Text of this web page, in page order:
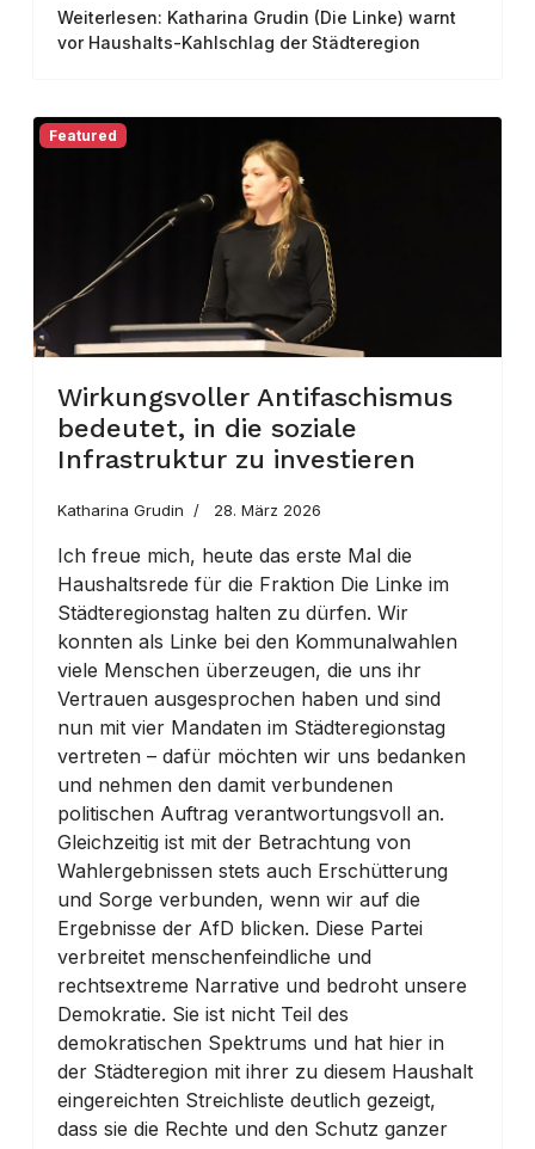
Weiterlesen: Katharina Grudin (Die Linke) warnt
vor Haushalts-Kahlschlag der Städteregion
Featured
Wirkungsvoller Antifaschismus
bedeutet, in die soziale
Infrastruktur zu investieren
Katharina Grudin 28. März 2026
Ich freue mich, heute das erste Mal die
Haushaltsrede für die Fraktion Die Linke im
Städteregionstag halten zu dürfen. Wir
konnten als Linke bei den Kommunalwahlen
viele Menschen überzeugen, die uns ihr
Vertrauen ausgesprochen haben und sind
nun mit vier Mandaten im Städteregionstag
vertreten – dafür möchten wir uns bedanken
und nehmen den damit verbundenen
politischen Auftrag verantwortungsvoll an.
Gleichzeitig ist mit der Betrachtung von
Wahlergebnissen stets auch Erschütterung
und Sorge verbunden, wenn wir auf die
Ergebnisse der AfD blicken. Diese Partei
verbreitet menschenfeindliche und
rechtsextreme Narrative und bedroht unsere
Demokratie. Sie ist nicht Teil des
demokratischen Spektrums und hat hier in
der Städteregion mit ihrer zu diesem Haushalt
eingereichten Streichliste deutlich gezeigt,
dass sie die Rechte und den Schutz ganzer